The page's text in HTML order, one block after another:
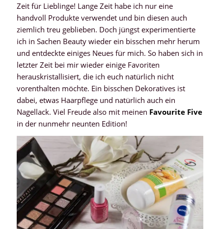
Zeit für Lieblinge! Lange Zeit habe ich nur eine
handvoll Produkte verwendet und bin diesen auch
ziemlich treu geblieben. Doch jüngst experimentierte
ich in Sachen Beauty wieder ein bisschen mehr herum
und entdeckte einiges Neues für mich. So haben sich in
letzter Zeit bei mir wieder einige Favoriten
herauskristallisiert, die ich euch natürlich nicht
vorenthalten möchte. Ein bisschen Dekoratives ist
dabei, etwas Haarpflege und natürlich auch ein
Nagellack. Viel Freude also mit meinen Favourite Five
in der nunmehr neunten Edition!